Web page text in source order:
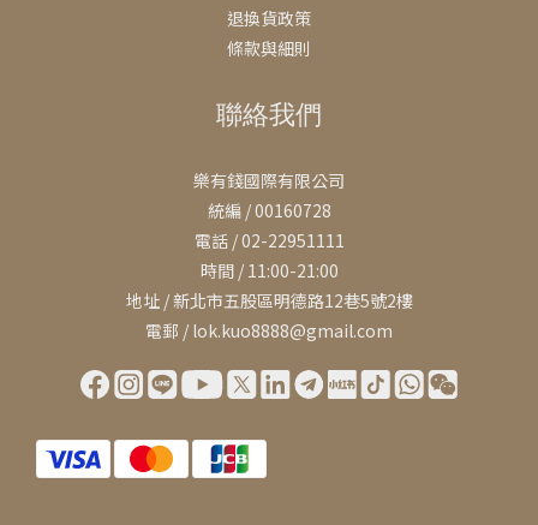
退換貨政策
條款與細則
聯絡我們
樂有錢國際有限公司
統編 / 00160728
電話 / 02-22951111
時間 / 11:00-21:00
地址 / 新北市五股區明德路12巷5號2樓
電郵 / lok.kuo8888@gmail.com